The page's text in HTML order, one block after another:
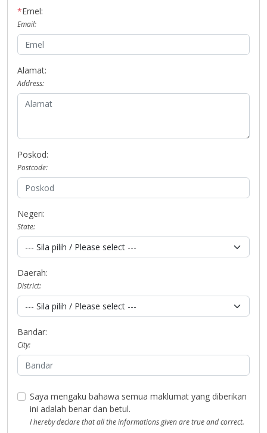
*Emel:
Email:
Alamat:
Address:
Poskod:
Postcode:
Negeri:
State:
Daerah:
District:
Bandar:
City:
Saya mengaku bahawa semua maklumat yang diberikan
ini adalah benar dan betul.
I hereby declare that all the informations given are true and correct.